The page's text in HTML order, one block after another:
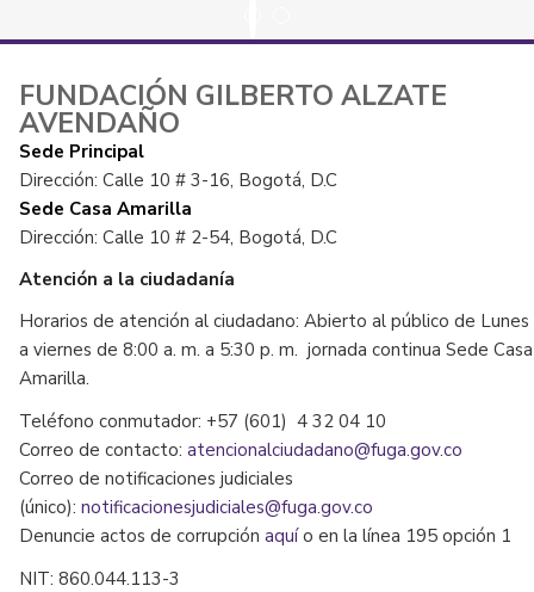
FUNDACIÓN GILBERTO ALZATE
AVENDAÑO
Sede Principal
Dirección: Calle 10 # 3-16, Bogotá, D.C
Sede Casa Amarilla
Dirección: Calle 10 # 2-54, Bogotá, D.C
Atención a la ciudadanía
Horarios de atención al ciudadano: Abierto al público de Lunes
a viernes de 8:00 a. m. a 5:30 p. m. jornada continua Sede Casa
Amarilla.
Teléfono conmutador: +57 (601) 4 32 04 10
Correo de contacto: atencionalciudadano@fuga.gov.co
Correo de notificaciones judiciales
(único): notificacionesjudiciales@fuga.gov.co
Denuncie actos de corrupción aquío en la línea 195 opción 1
NIT: 860.044.113-3